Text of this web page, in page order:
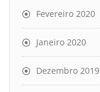
Fevereiro 2020
Janeiro 2020
Dezembro 2019